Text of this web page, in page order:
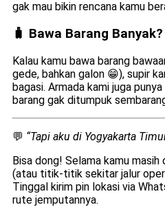
gak mau bikin rencana kamu
🧳 Bawa Barang
Kalau kamu bawa barang
gede, bahkan galon 😁), supir
bagasi. Armada kami juga
barang gak ditumpuk
💬 “Tapi aku di Yogyakarta
Bisa dong! Selama kamu
(atau titik-titik sekitar jalur
Tinggal kirim pin lokasi via
rute jemputannya.